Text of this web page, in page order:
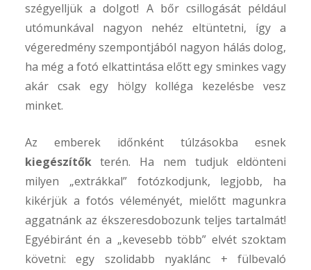
szégyelljük a dolgot! A bőr csillogását például
utómunkával nagyon nehéz eltüntetni, így a
végeredmény szempontjából nagyon hálás dolog,
ha még a fotó elkattintása előtt egy sminkes vagy
akár csak egy hölgy kolléga kezelésbe vesz
minket.
Az emberek időnként túlzásokba esnek
kiegészítőkterén. Ha nem tudjuk eldönteni
milyen „extrákkal” fotózkodjunk, legjobb, ha
kikérjük a fotós véleményét, mielőtt magunkra
aggatnánk az ékszeresdobozunk teljes tartalmát!
Egyébiránt én a „kevesebb több” elvét szoktam
követni: egy szolidabb nyaklánc + fülbevaló